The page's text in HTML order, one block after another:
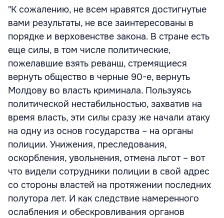
"К сожалению, не всем нравятся достигнутые
вами результаты, не все заинтересованы в
порядке и верховенстве закона. В стране есть
еще силы, в том числе политические,
пожелавшие взять реванш, стремящиеся
вернуть общество в черные 90-е, вернуть
Молдову во власть криминала. Пользуясь
политической нестабильностью, захватив на
время власть, эти силы сразу же начали атаку
на одну из основ государства – на органы
полиции. Унижения, преследования,
оскорбления, увольнения, отмена льгот – вот
что видели сотрудники полиции в свой адрес
со стороны властей на протяжении последних
полутора лет. И как следствие намеренного
ослабления и обескровливания органов